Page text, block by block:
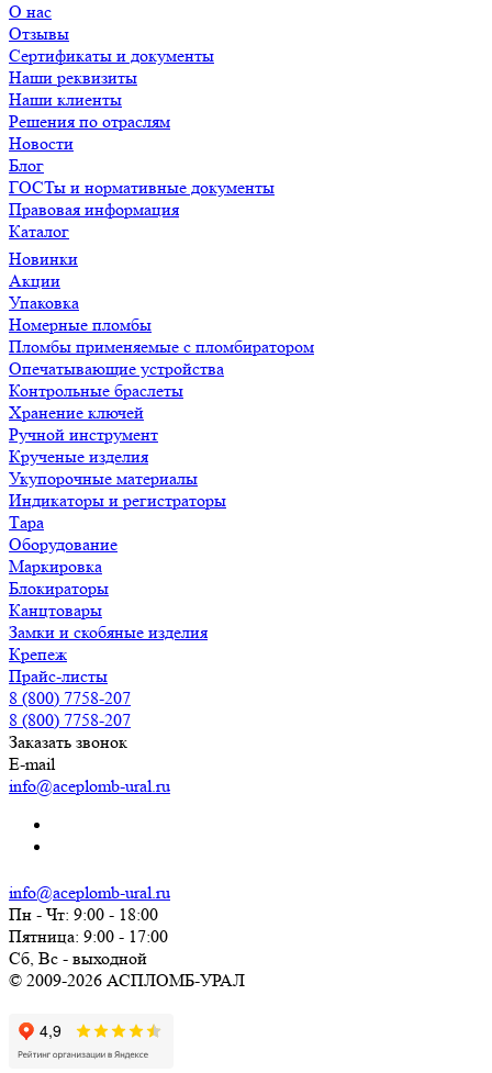
О нас
Отзывы
Сертификаты и документы
Наши реквизиты
Наши клиенты
Решения по отраслям
Новости
Блог
ГОСТы и нормативные документы
Правовая информация
Каталог
Новинки
Акции
Упаковка
Номерные пломбы
Пломбы применяемые с пломбиратором
Опечатывающие устройства
Контрольные браслеты
Хранение ключей
Ручной инструмент
Крученые изделия
Укупорочные материалы
Индикаторы и регистраторы
Тара
Оборудование
Маркировка
Блокираторы
Канцтовары
Замки и скобяные изделия
Крепеж
Прайс-листы
8 (800) 7758-207
8 (800) 7758-207
Заказать звонок
E-mail
info@aceplomb-ural.ru
info@aceplomb-ural.ru
Пн - Чт: 9:00 - 18:00
Пятница: 9:00 - 17:00
Сб, Вc - выходной
© 2009-2026 АСПЛОМБ-УРАЛ